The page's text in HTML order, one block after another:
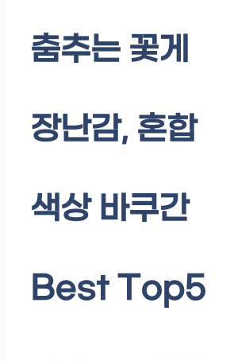
춤추는 꽃게
장난감, 혼합
색상 바쿠간
Best Top5